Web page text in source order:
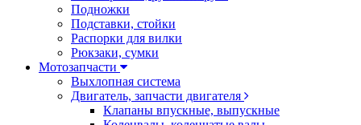
Подножки
Подставки, стойки
Распорки для вилки
Рюкзаки, сумки
Мотозапчасти
Выхлопная система
Двигатель, запчасти двигателя
Клапаны впускные, выпускные